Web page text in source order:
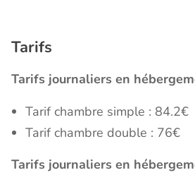
Tarifs
Tarifs journaliers en
Tarif chambre simple : 84.2€
Tarif chambre double : 76€
Tarifs journaliers en